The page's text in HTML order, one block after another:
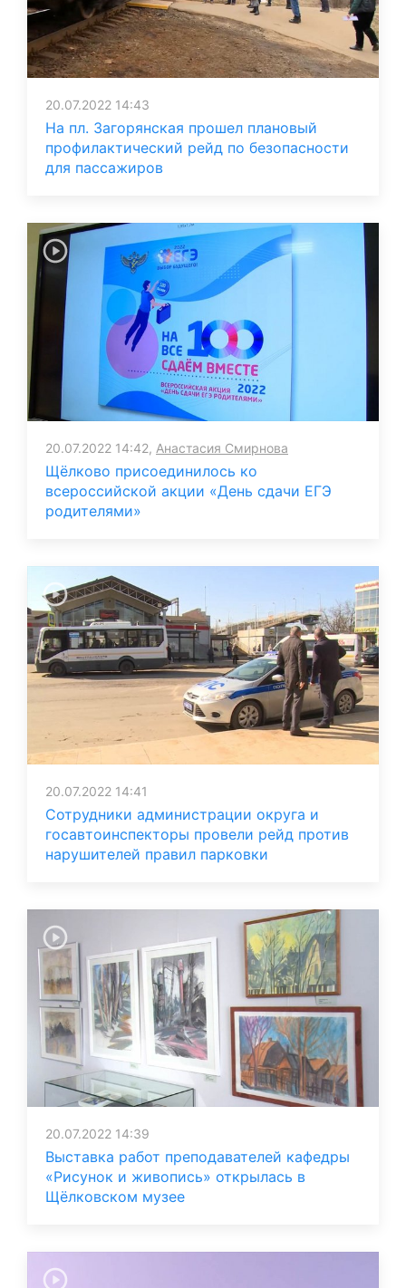
20.07.2022 14:43
На пл. Загорянская прошел плановый
профилактический рейд по безопасности
для пассажиров
20.07.2022 14:42, Анастасия Смирнова
Щёлково присоединилось ко
всероссийской акции «День сдачи ЕГЭ
родителями»
20.07.2022 14:41
Сотрудники администрации округа и
госавтоинспекторы провели рейд против
нарушителей правил парковки
20.07.2022 14:39
Выставка работ преподавателей кафедры
«Рисунок и живопись» открылась в
Щёлковском музее